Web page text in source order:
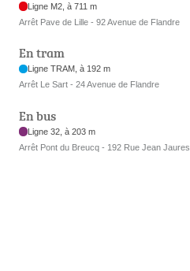
Ligne M2, à 711 m
Arrêt Pave de Lille - 92 Avenue de Flandre
En tram
Ligne TRAM, à 192 m
Arrêt Le Sart - 24 Avenue de Flandre
En bus
Ligne 32, à 203 m
Arrêt Pont du Breucq - 192 Rue Jean Jaures